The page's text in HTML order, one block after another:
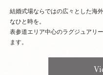
結婚式場ならではの広々とした海
なひと時を。
表参道エリア中心のラグジュアリ
ます。